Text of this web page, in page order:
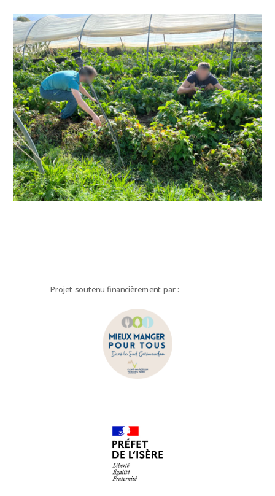
Projet soutenu financièrement par :